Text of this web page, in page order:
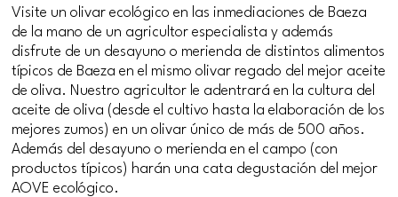
Visite un olivar ecológico en las inmediaciones de Baeza
de la mano de un agricultor especialista y además
disfrute de un desayuno o merienda de distintos alimentos
típicos de Baeza en el mismo olivar regado del mejor aceite
de oliva. Nuestro agricultor le adentrará en la cultura del
aceite de oliva (desde el cultivo hasta la elaboración de los
mejores zumos) en un olivar único de más de 500 años.
Además del desayuno o merienda en el campo (con
productos típicos) harán una cata degustación del mejor
AOVE ecológico.